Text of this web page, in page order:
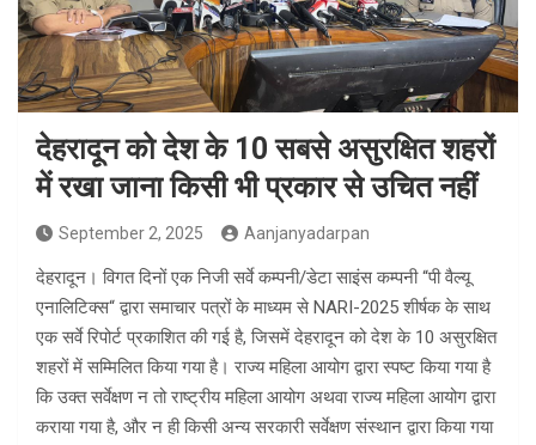
देहरादून को देश के 10 सबसे असुरक्षित शहरों
में रखा जाना किसी भी प्रकार से उचित नहीं
September 2, 2025 Aanjanyadarpan
देहरादून। विगत दिनों एक निजी सर्वे कम्पनी/डेटा साइंस कम्पनी “पी वैल्यू
एनालिटिक्स“ द्वारा समाचार पत्रों के माध्यम से NARI-2025 शीर्षक के साथ
एक सर्वे रिपोर्ट प्रकाशित की गई है, जिसमें देहरादून को देश के 10 असुरक्षित
शहरों में सम्मिलित किया गया है। राज्य महिला आयोग द्वारा स्पष्ट किया गया है
कि उक्त सर्वेक्षण न तो राष्ट्रीय महिला आयोग अथवा राज्य महिला आयोग द्वारा
कराया गया है, और न ही किसी अन्य सरकारी सर्वेक्षण संस्थान द्वारा किया गया